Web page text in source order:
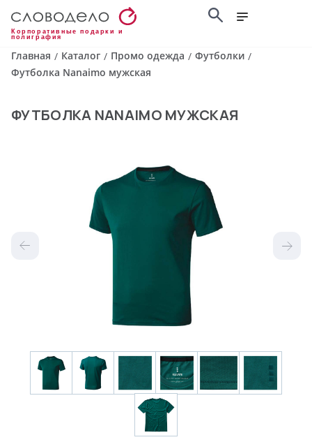
Корпоративные подарки и
полиграфия
Главная / Каталог / Промо одежда / Футболки /
Футболка Nanaimo мужская
ФУТБОЛКА NANAIMO МУЖСКАЯ